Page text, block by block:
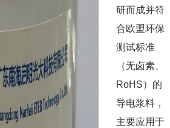
研而成并符
合欧盟环保
测试标准
（无卤素、
RoHS）的
导电浆料，
主要应用于